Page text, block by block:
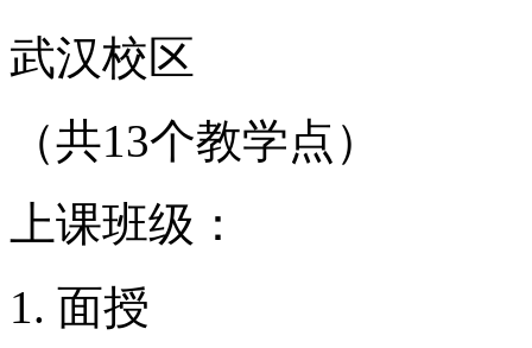
武汉校区
（共13个教学点）
上课班级：
面授